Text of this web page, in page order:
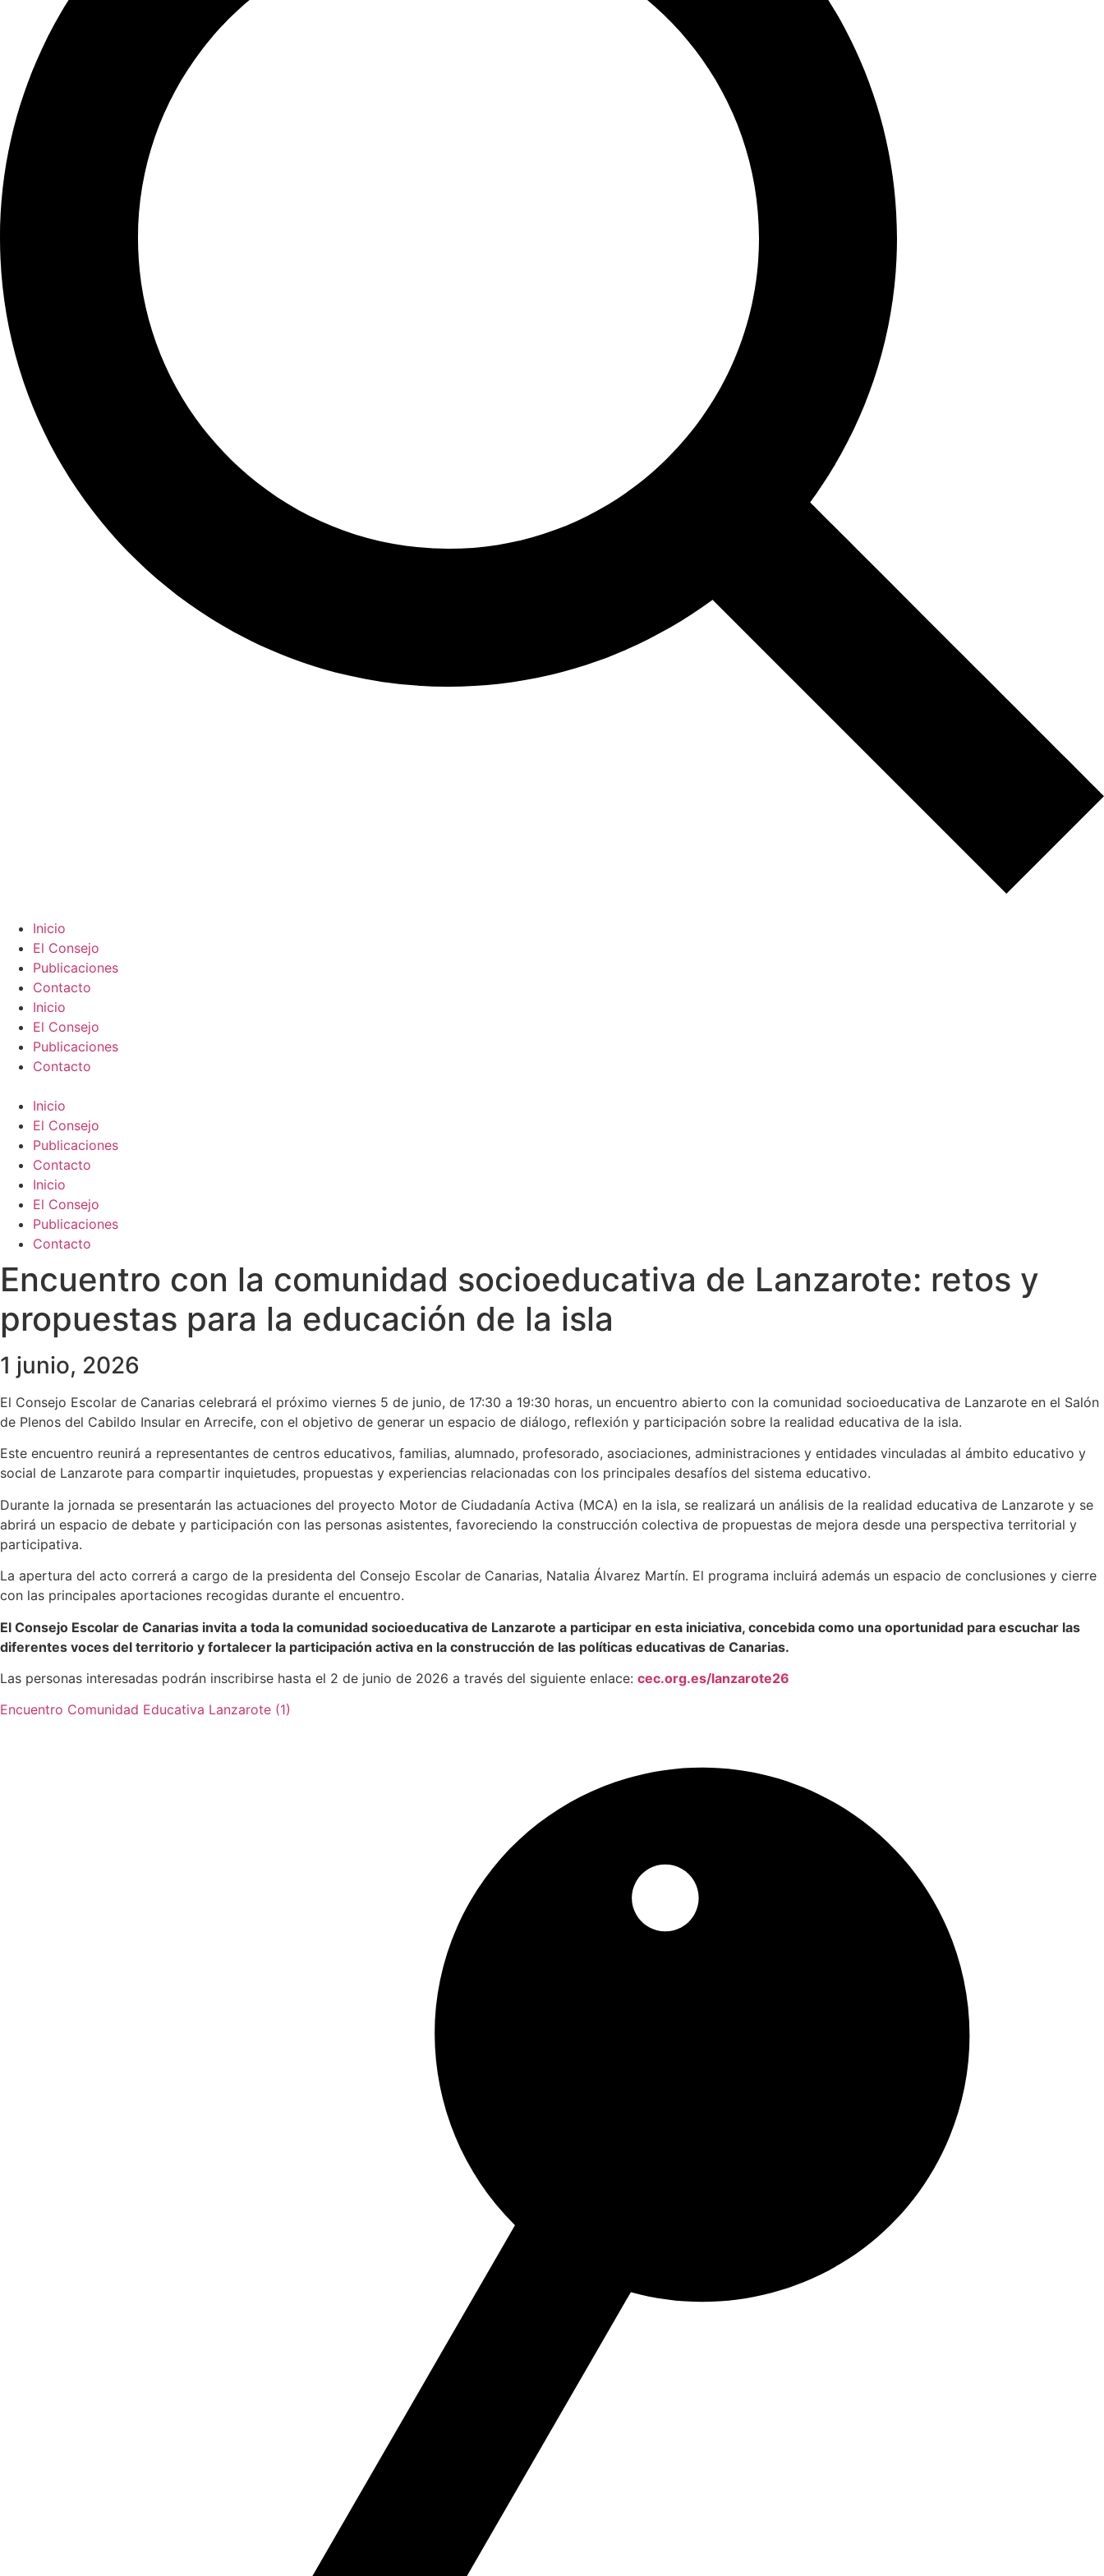
Inicio
El Consejo
Publicaciones
Contacto
Inicio
El Consejo
Publicaciones
Contacto
Inicio
El Consejo
Publicaciones
Contacto
Inicio
El Consejo
Publicaciones
Contacto
Encuentro con la comunidad socioeducativa de Lanzarote: retos y
propuestas para la educación de la isla
1 junio, 2026
El Consejo Escolar de Canarias celebrará el próximo viernes 5 de junio, de 17:30 a 19:30 horas, un encuentro abierto con la comunidad socioeducativa de Lanzarote en el Salón
de Plenos del Cabildo Insular en Arrecife, con el objetivo de generar un espacio de diálogo, reflexión y participación sobre la realidad educativa de la isla.
Este encuentro reunirá a representantes de centros educativos, familias, alumnado, profesorado, asociaciones, administraciones y entidades vinculadas al ámbito educativo y
social de Lanzarote para compartir inquietudes, propuestas y experiencias relacionadas con los principales desafíos del sistema educativo.
Durante la jornada se presentarán las actuaciones del proyecto Motor de Ciudadanía Activa (MCA) en la isla, se realizará un análisis de la realidad educativa de Lanzarote y se
abrirá un espacio de debate y participación con las personas asistentes, favoreciendo la construcción colectiva de propuestas de mejora desde una perspectiva territorial y
participativa.
La apertura del acto correrá a cargo de la presidenta del Consejo Escolar de Canarias, Natalia Álvarez Martín. El programa incluirá además un espacio de conclusiones y cierre
con las principales aportaciones recogidas durante el encuentro.
El Consejo Escolar de Canarias invita a toda la comunidad socioeducativa de Lanzarote a participar en esta iniciativa, concebida como una oportunidad para escuchar las
diferentes voces del territorio y fortalecer la participación activa en la construcción de las políticas educativas de Canarias.
Las personas interesadas podrán inscribirse hasta el 2 de junio de 2026 a través del siguiente enlace: cec.org.es/lanzarote26
Encuentro Comunidad Educativa Lanzarote (1)